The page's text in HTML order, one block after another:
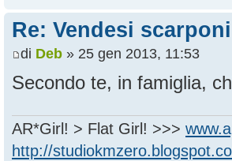
Re: Vendesi
di Deb » 25 gen 2013, 11:53
Secondo te, in famiglia,
AR*Girl! > Flat Girl! >>>
http://